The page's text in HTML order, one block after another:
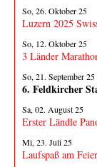
So, 26. Oktober 25
Luzern 2025
So, 12. Oktober 25
3 Länder
So, 21. September 25
6. Feldkircher
Sa, 02. August 25
Erster Ländle
Mi, 23. Juli 25
Laufspaß am